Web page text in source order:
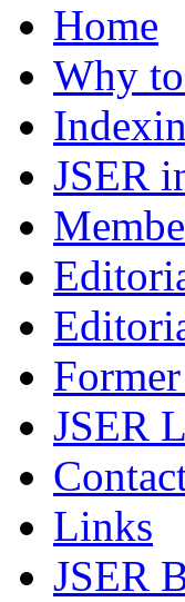
Home
Why
JSER
JSER
Links
JSER